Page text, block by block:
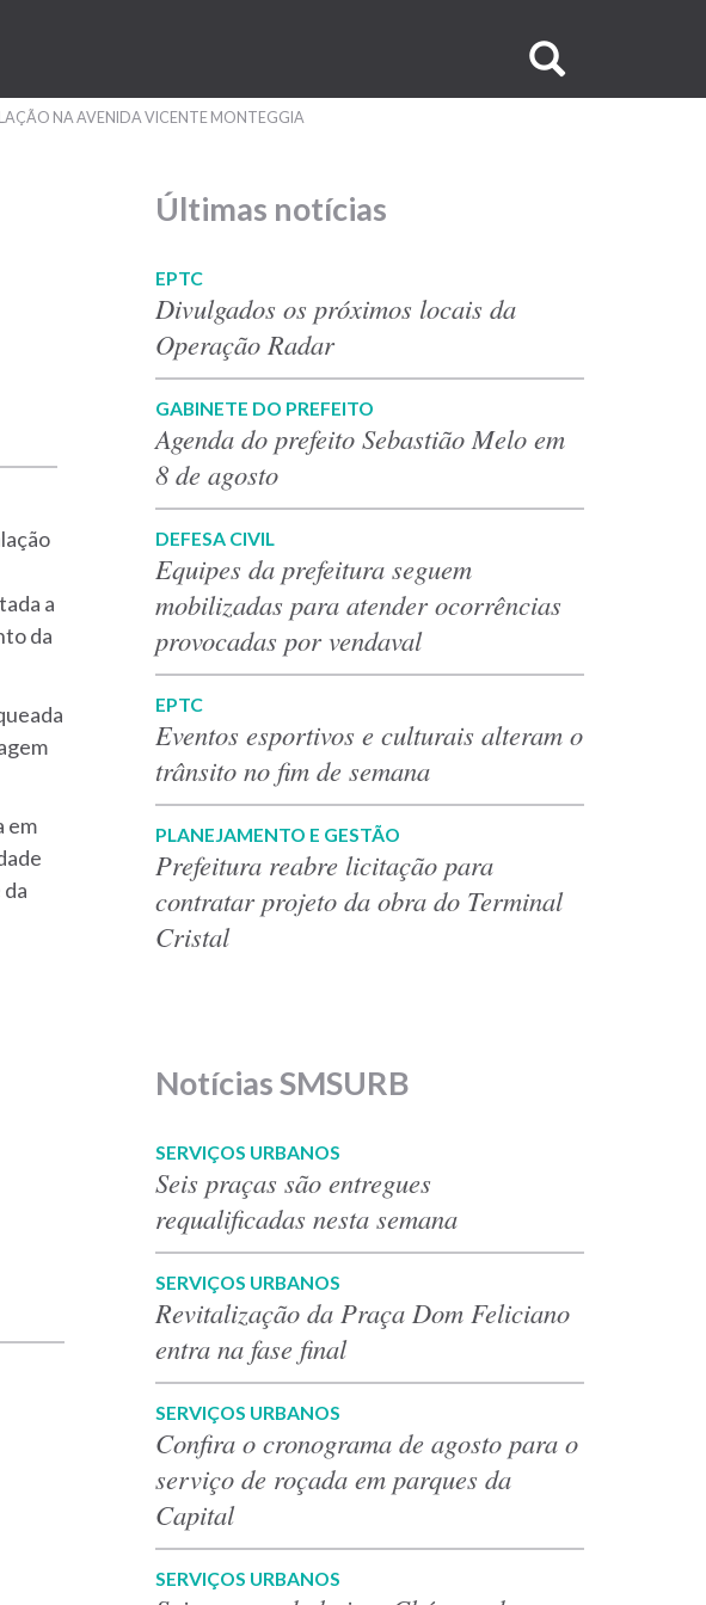
no
NA AVENIDA VICENTE MONTEGGIA
a
da
em
Últimas notícias
EPTC
Divulgados os próximos locais da
Operação Radar
GABINETE DO PREFEITO
Agenda do prefeito Sebastião Melo em
8 de agosto
DEFESA CIVIL
Equipes da prefeitura seguem
mobilizadas para atender ocorrências
provocadas por vendaval
EPTC
Eventos esportivos e culturais alteram o
trânsito no fim de semana
PLANEJAMENTO E GESTÃO
Prefeitura reabre licitação para
contratar projeto da obra do Terminal
Cristal
Notícias SMSURB
SERVIÇOS URBANOS
Seis praças são entregues
requalificadas nesta semana
SERVIÇOS URBANOS
Revitalização da Praça Dom Feliciano
entra na fase final
SERVIÇOS URBANOS
Confira o cronograma de agosto para o
serviço de roçada em parques da
Capital
SERVIÇOS URBANOS